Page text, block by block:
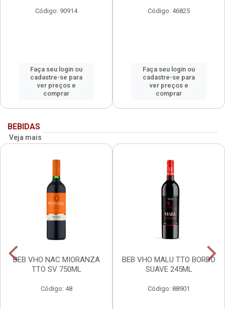
Código: 90914
Faça seu login ou
cadastre-se para
ver preços e
comprar
Código: 46825
Faça seu login ou
cadastre-se para
ver preços e
comprar
BEBIDAS
Veja mais
BEB VHO NAC MIORANZA
TTO SV 750ML
Código: 48
BEB VHO MALU TTO BORDO
SUAVE 245ML
Código: 88901